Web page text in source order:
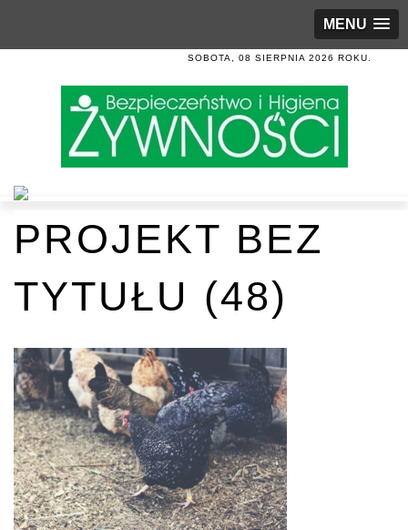
MENU
SOBOTA, 08 SIERPNIA 2026 ROKU.
PROJEKT BEZ
TYTUŁU (48)